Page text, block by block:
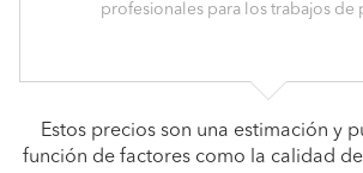
profesionales para los trabajos de
Estos precios son una estimación y
función de factores como la calidad